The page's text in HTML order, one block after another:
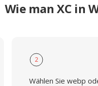
Wie man XC in
2
Wählen Sie webp